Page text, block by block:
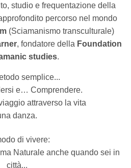
studio e frequentazione della
percorso nel mondo
(Sciamanismo transculturale)
, fondatore della Foundation
studies.
semplice...
e… Comprendere.
attraverso la vita
danza.
di vivere:
Naturale anche quando sei in
città...